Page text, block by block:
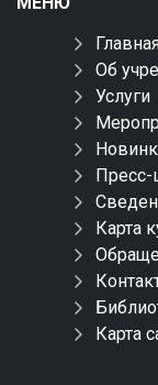
Об
Услуги
Пресс-
Карта
Карта